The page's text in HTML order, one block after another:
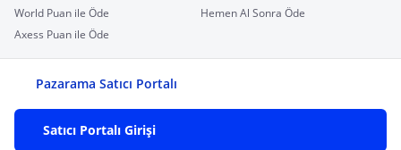
World Puan ile Öde
Hemen Al Sonra Öde
Axess Puan ile Öde
Pazarama Satıcı Portalı
Satıcı Portalı Girişi